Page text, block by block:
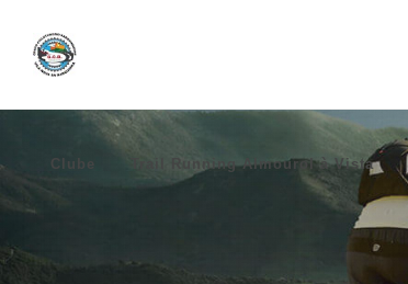
Clube Trail Running Almourol à Vista